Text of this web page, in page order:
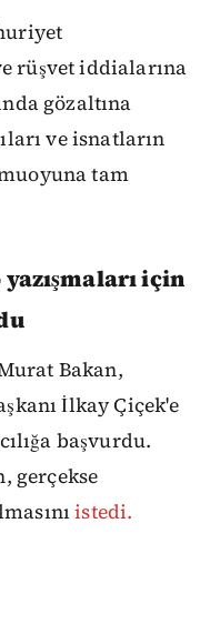
rüşvet iddialarına
gözaltına
ve isnatların
tam
için
Bakan,
İlkay Çiçek'e
başvurdu.
gerçekse
istedi.